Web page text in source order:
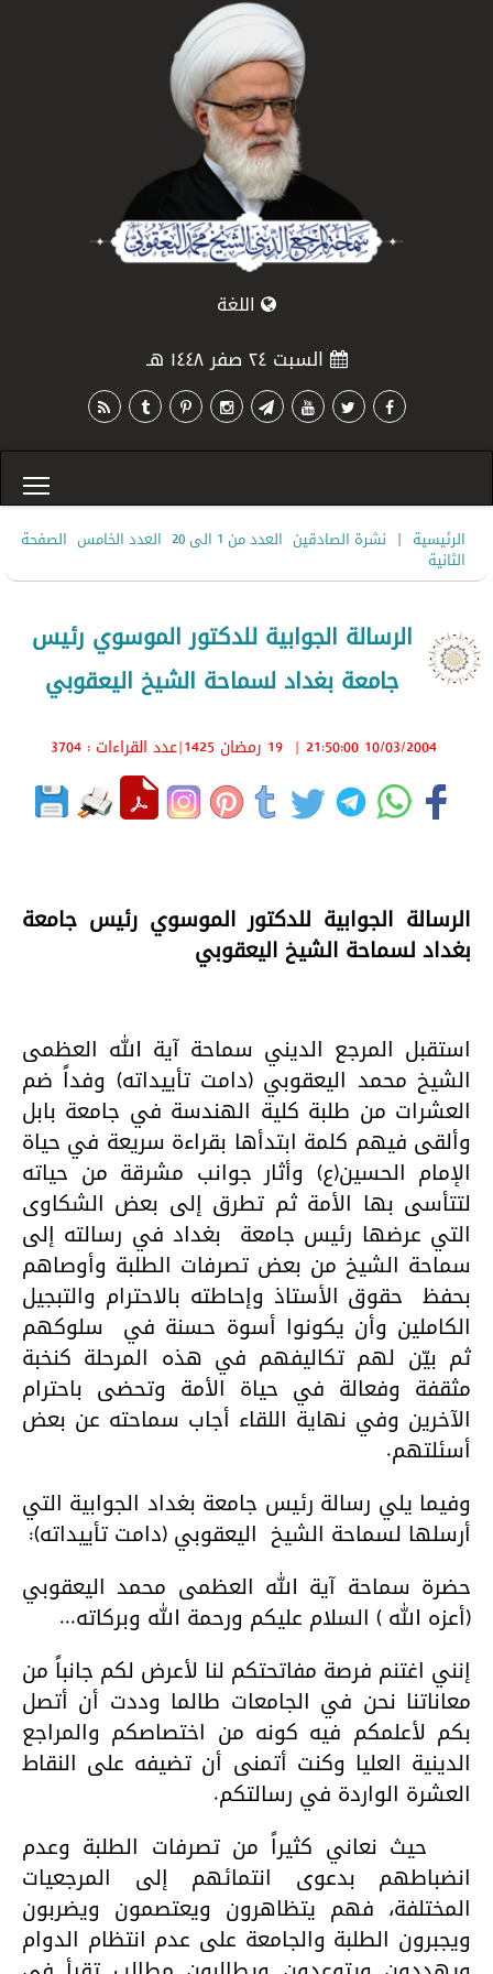
اللغة
السبت ٢٤ صفر ١٤٤٨ هـ
الرئيسية | نشرة الصادقين العدد من 1 الى 20 العدد الخامس الصفحة
الثانية
الرسالة الجوابية للدكتور الموسوي رئيس
جامعة بغداد لسماحة الشيخ اليعقوبي
10/03/2004 21:50:00
| 19 رمضان 1425 |عدد القراءات : 3704
الرسالة الجوابية للدكتور الموسوي رئيس جامعة
بغداد لسماحة الشيخ اليعقوبي
استقبل المرجع الديني سماحة آية الله العظمى
الشيخ محمد اليعقوبي (دامت تأييداته) وفداً ضم
العشرات من طلبة كلية الهندسة في جامعة بابل
وألقى فيهم كلمة ابتدأها بقراءة سريعة في حياة
الإمام الحسين(ع) وأثار جوانب مشرقة من حياته
لتتأسى بها الأمة ثم تطرق إلى بعض الشكاوى
التي عرضها رئيس جامعة بغداد في رسالته إلى
سماحة الشيخ من بعض تصرفات الطلبة وأوصاهم
بحفظ حقوق الأستاذ وإحاطته بالاحترام والتبجيل
الكاملين وأن يكونوا أسوة حسنة في سلوكهم
ثم بيّن لهم تكاليفهم في هذه المرحلة كنخبة
مثقفة وفعالة في حياة الأمة وتحضى باحترام
الآخرين وفي نهاية اللقاء أجاب سماحته عن بعض
أسئلتهم.
وفيما يلي رسالة رئيس جامعة بغداد الجوابية التي
أرسلها لسماحة الشيخ اليعقوبي (دامت تأييداته):
حضرة سماحة آية الله العظمى محمد اليعقوبي
(أعزه الله ) السلام عليكم ورحمة الله وبركاته...
إنني اغتنم فرصة مفاتحتكم لنا لأعرض لكم جانباً من
معاناتنا نحن في الجامعات طالما وددت أن أتصل
بكم لأعلمكم فيه كونه من اختصاصكم والمراجع
الدينية العليا وكنت أتمنى أن تضيفه على النقاط
العشرة الواردة في رسالتكم.
حيث نعاني كثيراً من تصرفات الطلبة وعدم
انضباطهم بدعوى انتمائهم إلى المرجعيات
المختلفة، فهم يتظاهرون ويعتصمون ويضربون
ويجبرون الطلبة والجامعة على عدم انتظام الدوام